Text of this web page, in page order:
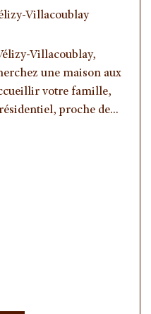
Villacoublay
Villacoublay,
une maison aux
votre famille,
proche de...